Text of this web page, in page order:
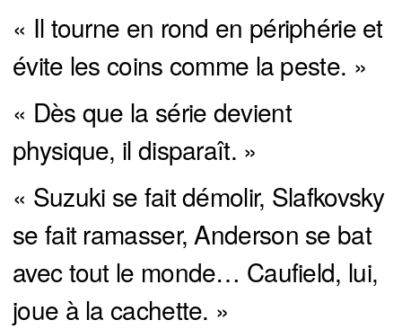
« Il tourne en rond en périphérie et
évite les coins comme la peste. »
« Dès que la série devient
physique, il disparaît. »
« Suzuki se fait démolir, Slafkovsky
se fait ramasser, Anderson se bat
avec tout le monde… Caufield, lui,
joue à la cachette. »